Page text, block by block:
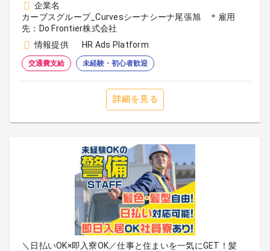
企業名
カーブスグループ_Curvesシーナシーナ尾張旭 ＊雇用
先：Do Frontier株式会社
情報提供
HR Ads Platform
交通費支給 未経験・初心者歓迎
詳細を見る
＼日払いOK×即入寮OK／仕事と住まいを一気にGET！髪